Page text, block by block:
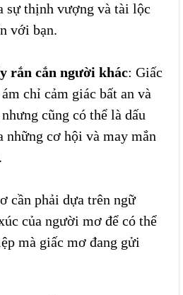
sự thịnh vượng và tài lộc
với bạn.
rắn cắn người khác: Giấc
chỉ cảm giác bất an và
cũng có thể là dấu
những cơ hội và may mắn
cần phải dựa trên ngữ
của người mơ để có thể
mà giấc mơ đang gửi